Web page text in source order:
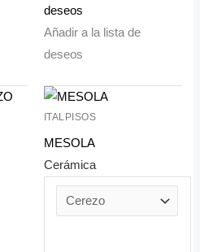
deseos
Añadir a la lista de
deseos
ITALPISOS
MESOLA
Cerámica